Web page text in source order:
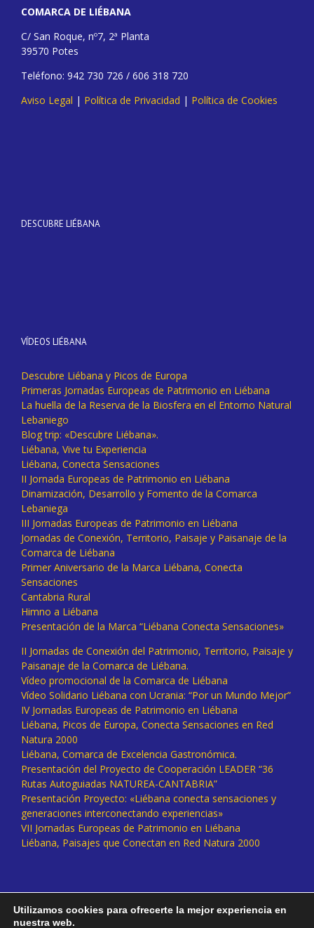
COMARCA DE LIÉBANA
C/ San Roque, nº7, 2ª Planta
39570 Potes
Teléfono: 942 730 726 / 606 318 720
Aviso Legal | Política de Privacidad | Política de Cookies
DESCUBRE LIÉBANA
VÍDEOS LIÉBANA
Descubre Liébana y Picos de Europa
Primeras Jornadas Europeas de Patrimonio en Liébana
La huella de la Reserva de la Biosfera en el Entorno Natural
Lebaniego
Blog trip: «Descubre Liébana».
Liébana, Vive tu Experiencia
Liébana, Conecta Sensaciones
II Jornada Europeas de Patrimonio en Liébana
Dinamización, Desarrollo y Fomento de la Comarca
Lebaniega
III Jornadas Europeas de Patrimonio en Liébana
Jornadas de Conexión, Territorio, Paisaje y Paisanaje de la
Comarca de Liébana
Primer Aniversario de la Marca Liébana, Conecta
Sensaciones
Cantabria Rural
Himno a Liébana
Presentación de la Marca “Liébana Conecta Sensaciones»
II Jornadas de Conexión del Patrimonio, Territorio, Paisaje y
Paisanaje de la Comarca de Liébana.
Vídeo promocional de la Comarca de Liébana
Vídeo Solidario Liébana con Ucrania: “Por un Mundo Mejor”
IV Jornadas Europeas de Patrimonio en Liébana
Liébana, Picos de Europa, Conecta Sensaciones en Red
Natura 2000
Liébana, Comarca de Excelencia Gastronómica.
Presentación del Proyecto de Cooperación LEADER “36
Rutas Autoguiadas NATUREA-CANTABRIA”
Presentación Proyecto: «Liébana conecta sensaciones y
generaciones interconectando experiencias»
VII Jornadas Europeas de Patrimonio en Liébana
Liébana, Paisajes que Conectan en Red Natura 2000
Utilizamos cookies para ofrecerte la mejor experiencia en
nuestra web.